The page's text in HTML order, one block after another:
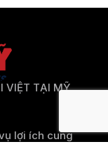
VIỆT TẠI MỸ
lợi ích cung